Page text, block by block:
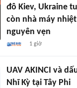
đô Kiev, Ukraine
còn nhà máy
nguyên vẹn
1 giờ
UAV AKINCI và
Nhĩ Kỳ tại Tây Phi